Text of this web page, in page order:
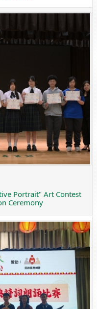
Portrait" Art Contest
Ceremony